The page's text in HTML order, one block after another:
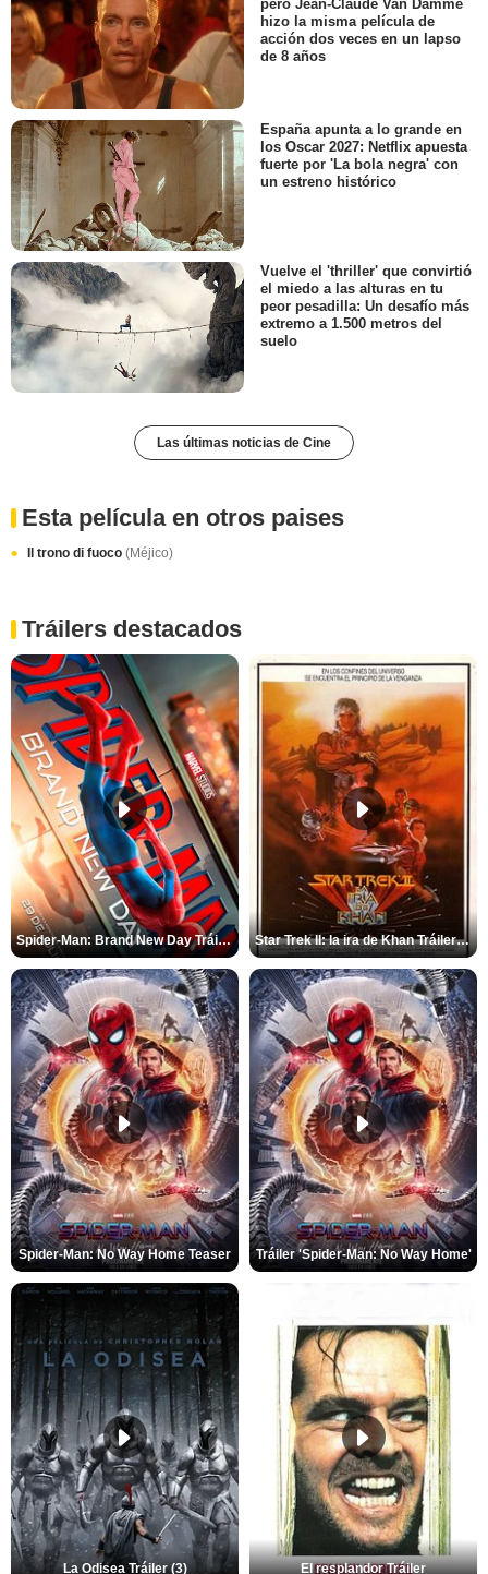
pero Jean-Claude Van Damme
hizo la misma película de
acción dos veces en un lapso
de 8 años
España apunta a lo grande en
los Oscar 2027: Netflix apuesta
fuerte por 'La bola negra' con
un estreno histórico
Vuelve el 'thriller' que convirtió
el miedo a las alturas en tu
peor pesadilla: Un desafío más
extremo a 1.500 metros del
suelo
Las últimas noticias de Cine
Esta película en otros paises
Il trono di fuoco (Méjico)
Tráilers destacados
Spider-Man: Brand New Day Tráiler (3) Star Trek II: la ira de Khan Tráiler VO
Spider-Man: No Way Home Teaser Tráiler 'Spider-Man: No Way Home'
La Odisea Tráiler (3) El resplandor Tráiler